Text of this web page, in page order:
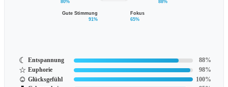
88%
Fokus
65%
Gute Stimmung
91%
80%
☾ Entspannung 88%
☆ Euphorie 98%
☺ Glücksgefühl 100%